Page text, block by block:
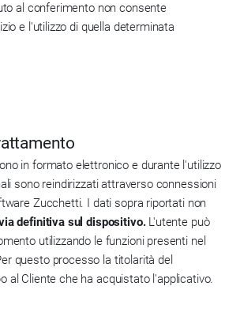
al conferimento non consente
e l'utilizzo di quella determinata
in formato elettronico e durante l'utilizzo
sono reindirizzati attraverso connessioni
Zucchetti. I dati sopra riportati non
definitiva sul dispositivo. L'utente può
utilizzando le funzioni presenti nel
questo processo la titolarità del
al Cliente che ha acquistato l'applicativo.